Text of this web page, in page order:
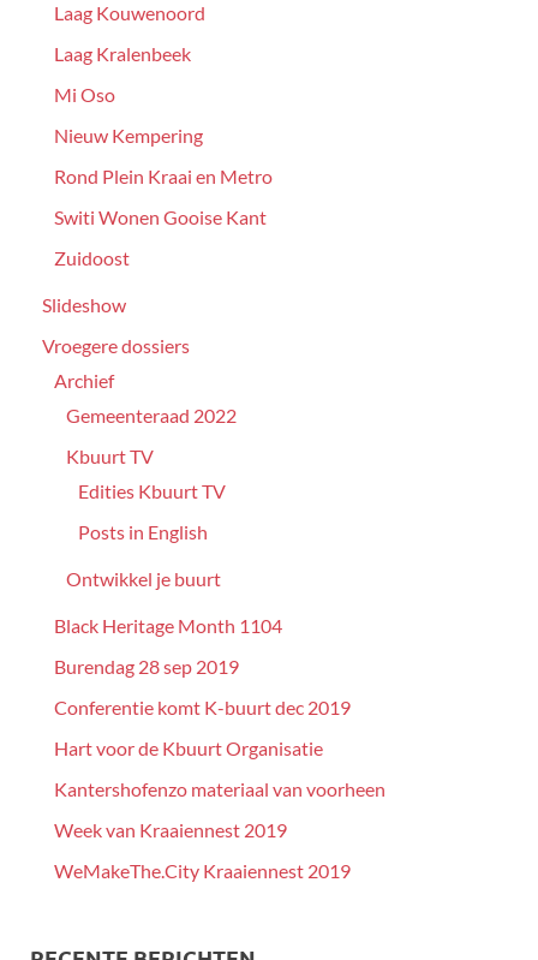
Laag Kouwenoord
Laag Kralenbeek
Mi Oso
Nieuw Kempering
Rond Plein Kraai en Metro
Switi Wonen Gooise Kant
Zuidoost
Slideshow
Vroegere dossiers
Archief
Gemeenteraad 2022
Kbuurt TV
Edities Kbuurt TV
Posts in English
Ontwikkel je buurt
Black Heritage Month 1104
Burendag 28 sep 2019
Conferentie komt K-buurt dec 2019
Hart voor de Kbuurt Organisatie
Kantershofenzo materiaal van voorheen
Week van Kraaiennest 2019
WeMakeThe.City Kraaiennest 2019